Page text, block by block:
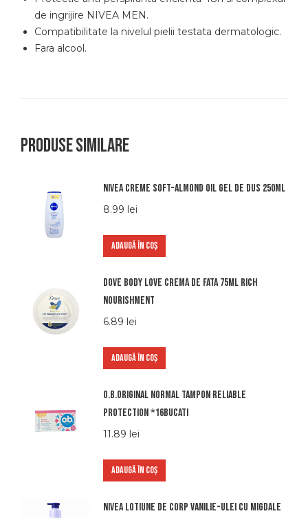
de ingrijire NIVEA MEN.
Compatibilitate la nivelul pielii testata dermatologic.
Fara alcool.
Produse similare
Nivea creme soft-almond oil gel de dus 250ml
8.99 lei
ADAUGĂ ÎN COȘ
Dove body love crema de fata 75ml rich
nourishment
6.89 lei
ADAUGĂ ÎN COȘ
O.b.original normal tampon reliable
protection *16bucati
11.89 lei
ADAUGĂ ÎN COȘ
Nivea lotiune de corp vanilie-ulei cu migdale